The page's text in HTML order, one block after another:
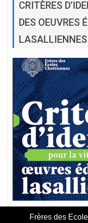
CRITÈRES
DES OEUVRES
LASALLIENNES
Frères des